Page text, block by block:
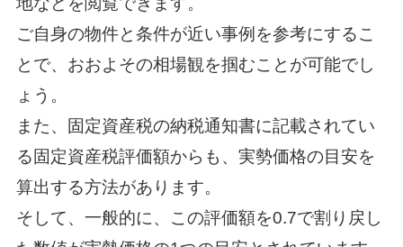
ご自身の物件と条件が近い事例を参考にするこ
とで、おおよその相場観を掴むことが可能でし
ょう。
また、固定資産税の納税通知書に記載されてい
る固定資産税評価額からも、実勢価格の目安を
算出する方法があります。
そして、一般的に、この評価額を0.7で割り戻し